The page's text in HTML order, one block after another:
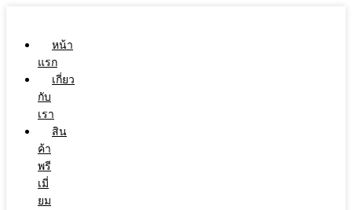
content
หน้า
แรก
เกี่ยว
กับ
เรา
สิน
ค้า
พรี
เมี่
ยม